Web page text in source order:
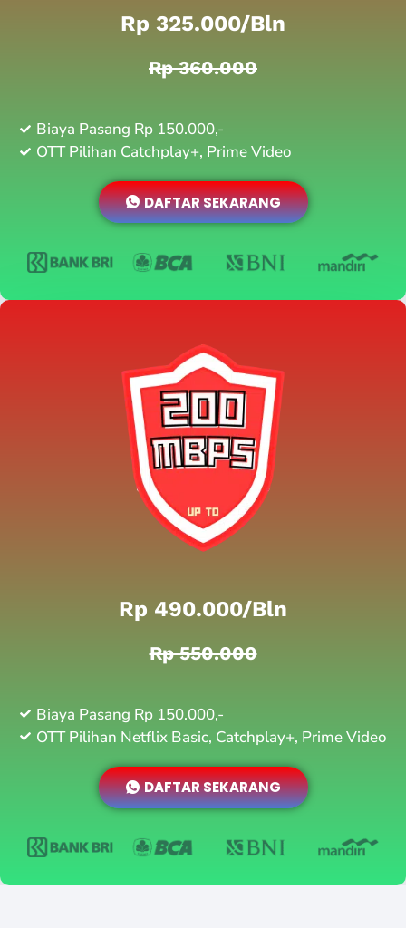
Rp 325.000/bln
Rp 360.000
Biaya Pasang Rp 150.000,-
OTT Pilihan Catchplay+, Prime Video
DAFTAR SEKARANG
Rp 490.000/bln
Rp 550.000
Biaya Pasang Rp 150.000,-
OTT Pilihan Netflix Basic, Catchplay+, Prime Video
DAFTAR SEKARANG